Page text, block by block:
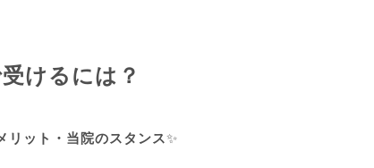
けるには？
リット・当院のスタンス✨